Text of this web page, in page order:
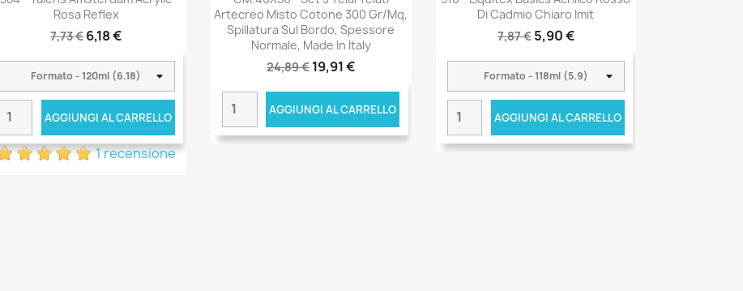
Rosa Reflex
7,73 €6,18 €
AGGIUNGI AL CARRELLO
1 recensione
Artecreo Misto Cotone 300 Gr/mq,
Spillatura Sul Bordo, Spessore
Normale, Made In Italy
24,89 €19,91 €
AGGIUNGI AL CARRELLO
Di Cadmio Chiaro Imit
7,87 € 5,90 €
AGGIUNGI AL CARRELLO